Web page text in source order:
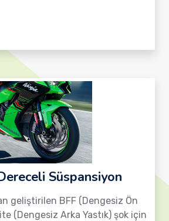
Süspansiyon
geliştirilen BFF (Dengesiz Ön
(Dengesiz Arka Yastık) şok için